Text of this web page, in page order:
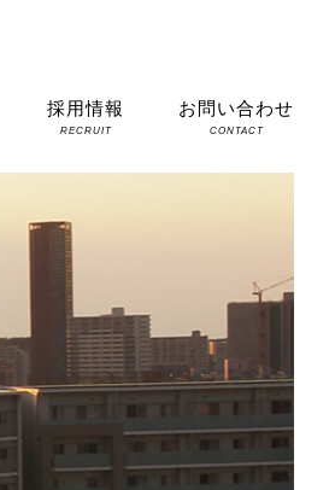
お問い合わせ
CONTACT
採用情報
RECRUIT